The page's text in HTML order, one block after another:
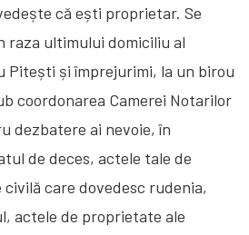
că ești proprietar. Se
raza ultimului domiciliu al
și împrejurimi, la un birou
coordonarea Camerei Notarilor
dezbatere ai nevoie, în
de deces, actele tale de
care dovedesc rudenia,
actele de proprietate ale